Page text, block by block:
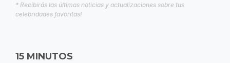
* Recibirás las últimas noticias y actualizaciones sobre tus
celebridades favoritas!
15 MINUTOS